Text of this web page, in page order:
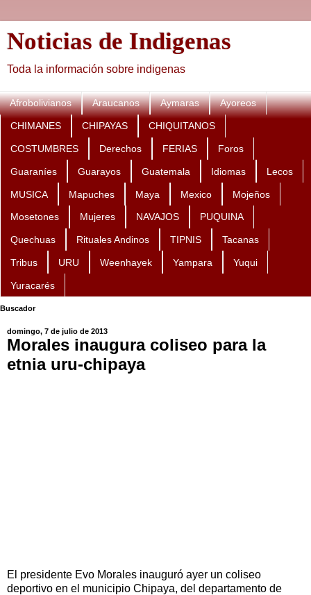
Noticias de Indigenas
Toda la información sobre indigenas
Afrobolivianos Araucanos Aymaras Ayoreos
CHIMANES CHIPAYAS CHIQUITANOS
COSTUMBRES Derechos FERIAS Foros
Guaraníes Guarayos Guatemala Idiomas Lecos
MUSICA Mapuches Maya Mexico Mojeños
Mosetones Mujeres NAVAJOS PUQUINA
Quechuas Rituales Andinos TIPNIS Tacanas
Tribus URU Weenhayek Yampara Yuqui
Yuracarés
Buscador
domingo, 7 de julio de 2013
Morales inaugura coliseo para la
etnia uru-chipaya
El presidente Evo Morales inauguró ayer un coliseo
deportivo en el municipio Chipaya, del departamento de